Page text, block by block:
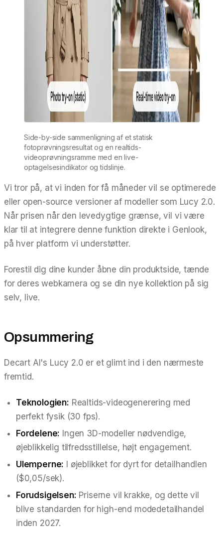
Side-by-side sammenligning af et statisk
fotoprøvningsresultat og en realtids-
videoprøvningsramme med en live-
optagelsesindikator og tidslinje.
Vi tror på, at vi inden for få måneder vil se optimerede
eller open-source versioner af modeller som Lucy 2.0.
Når prisen når den levedygtige grænse, vil vi være
klar til at integrere denne funktion direkte i Genlook,
på hver platform vi understøtter.
Forestil dig dine kunder åbne din produktside, tænde
for deres webkamera og se din nye kollektion på sig
selv, live.
Opsummering
Decart AI's Lucy 2.0 er et glimt ind i den nærmeste
fremtid.
Teknologien: Realtids-videogenerering med
perfekt fysik (30 fps).
Fordelene: Ingen 3D-modeller nødvendige,
øjeblikkelig tilfredsstillelse, højt engagement.
Ulemperne: I øjeblikket for dyrt for detailhandlen
($0,05/sek).
Forudsigelsen: Priserne vil krakke, og dette vil
blive standarden for high-end modedetailhandel
inden 2027.